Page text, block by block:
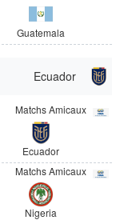
Guatemala
Ecuador
Matchs Amicaux
Ecuador
Matchs Amicaux
Nigeria